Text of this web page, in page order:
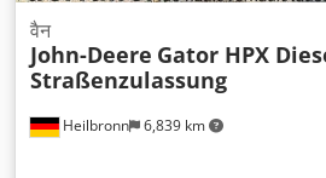
Heilbronn 6,839 km
वैन
John-Deere Gator HPX
Straßenzulassung